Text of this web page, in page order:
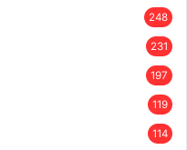
248
231
197
119
114